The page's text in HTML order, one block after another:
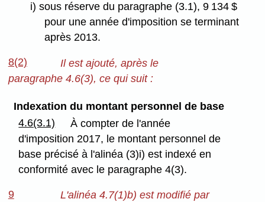
i) sous réserve du paragraphe (3.1), 9 134 $
pour une année d'imposition se terminant
après 2013.
8(2)
Il est ajouté, après le
paragraphe 4.6(3), ce qui suit :
Indexation du montant personnel de base
4.6(3.1)
À compter de l'année
d'imposition 2017, le montant personnel de
base précisé à l'alinéa (3)i) est indexé en
conformité avec le paragraphe 4(3).
9
L'alinéa 4.7(1)b) est modifié par